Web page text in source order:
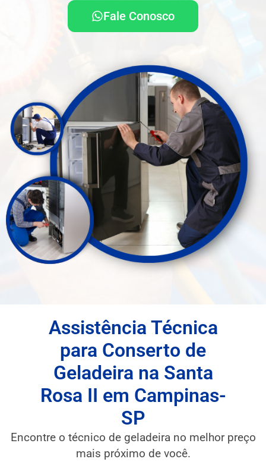
Fale Conosco
Assistência Técnica
para Conserto de
Geladeira na Santa
Rosa II em Campinas-
SP
Encontre o técnico de geladeira no melhor preço
mais próximo de você.